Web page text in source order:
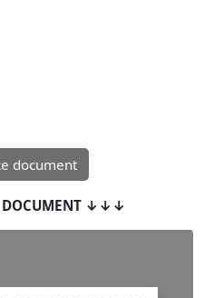
document
↓↓↓